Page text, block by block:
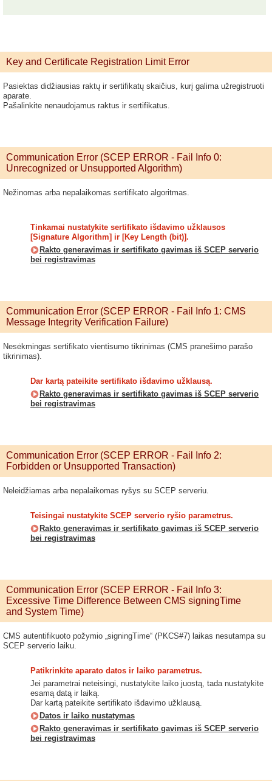
Key and Certificate Registration Limit Error
Pasiektas didžiausias raktų ir sertifikatų skaičius, kurį galima užregistruoti
aparate.
Pašalinkite nenaudojamus raktus ir sertifikatus.
Communication Error (SCEP ERROR - Fail Info 0:
Unrecognized or Unsupported Algorithm)
Nežinomas arba nepalaikomas sertifikato algoritmas.
Tinkamai nustatykite sertifikato išdavimo užklausos
[Signature Algorithm] ir [Key Length (bit)].
Rakto generavimas ir sertifikato gavimas iš SCEP serverio
bei registravimas
Communication Error (SCEP ERROR - Fail Info 1: CMS
Message Integrity Verification Failure)
Nesėkmingas sertifikato vientisumo tikrinimas (CMS pranešimo parašo
tikrinimas).
Dar kartą pateikite sertifikato išdavimo užklausą.
Rakto generavimas ir sertifikato gavimas iš SCEP serverio
bei registravimas
Communication Error (SCEP ERROR - Fail Info 2:
Forbidden or Unsupported Transaction)
Neleidžiamas arba nepalaikomas ryšys su SCEP serveriu.
Teisingai nustatykite SCEP serverio ryšio parametrus.
Rakto generavimas ir sertifikato gavimas iš SCEP serverio
bei registravimas
Communication Error (SCEP ERROR - Fail Info 3:
Excessive Time Difference Between CMS signingTime
and System Time)
CMS autentifikuoto požymio „signingTime“ (PKCS#7) laikas nesutampa su
SCEP serverio laiku.
Patikrinkite aparato datos ir laiko parametrus.
Jei parametrai neteisingi, nustatykite laiko juostą, tada nustatykite
esamą datą ir laiką.
Dar kartą pateikite sertifikato išdavimo užklausą.
Datos ir laiko nustatymas
Rakto generavimas ir sertifikato gavimas iš SCEP serverio
bei registravimas